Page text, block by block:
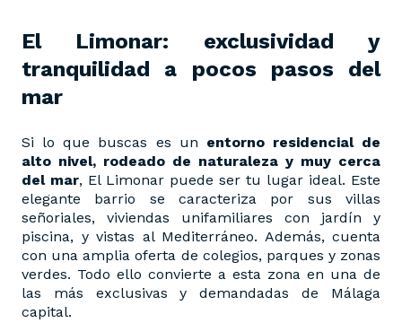
El Limonar: exclusividad y
tranquilidad a pocos pasos del
mar
Si lo que buscas es un entorno residencial de
alto nivel, rodeado de naturaleza y muy cerca
del mar, El Limonar puede ser tu lugar ideal. Este
elegante barrio se caracteriza por sus villas
señoriales, viviendas unifamiliares con jardín y
piscina, y vistas al Mediterráneo. Además, cuenta
con una amplia oferta de colegios, parques y zonas
verdes. Todo ello convierte a esta zona en una de
las más exclusivas y demandadas de Málaga
capital.